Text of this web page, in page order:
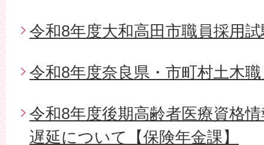
令和8年度大和高田市職員採用
令和8年度奈良県・市町村土木
令和8年度後期高齢者医療資格
遅延について【保険年金課】